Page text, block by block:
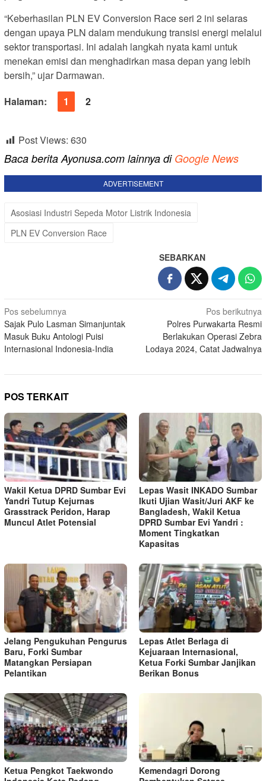
“Keberhasilan PLN EV Conversion Race seri 2 ini selaras
dengan upaya PLN dalam mendukung transisi energi melalui
sektor transportasi. Ini adalah langkah nyata kami untuk
menekan emisi dan menghadirkan masa depan yang lebih
bersih,” ujar Darmawan.
Halaman:
1 2
Post Views: 630
Baca berita Ayonusa.com lainnya di Google News
ADVERTISEMENT
Asosiasi Industri Sepeda Motor Listrik Indonesia
PLN EV Conversion Race
SEBARKAN
Navigasi
pos
Pos sebelumnya
Sajak Pulo Lasman Simanjuntak
Masuk Buku Antologi Puisi
Internasional Indonesia-India
Pos berikutnya
Polres Purwakarta Resmi
Berlakukan Operasi Zebra
Lodaya 2024, Catat Jadwalnya
POS TERKAIT
Wakil Ketua DPRD Sumbar Evi
Yandri Tutup Kejurnas
Grasstrack Peridon, Harap
Muncul Atlet Potensial
Lepas Wasit INKADO Sumbar
Ikuti Ujian Wasit/Juri AKF ke
Bangladesh, Wakil Ketua
DPRD Sumbar Evi Yandri :
Moment Tingkatkan
Kapasitas
Jelang Pengukuhan Pengurus
Baru, Forki Sumbar
Matangkan Persiapan
Pelantikan
Lepas Atlet Berlaga di
Kejuaraan Internasional,
Ketua Forki Sumbar Janjikan
Berikan Bonus
Ketua Pengkot Taekwondo
Kemendagri Dorong